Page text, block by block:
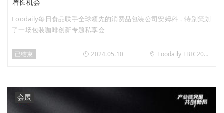
增长机会
Foodaily每日食品联手全球领先的消费品包装公司安姆科，特别策划
了一场包装咖啡创新专题私享会
已结束 2024.05.10 Foodaily FBIC2024（上海国家会展中心，4.2号馆）
会展